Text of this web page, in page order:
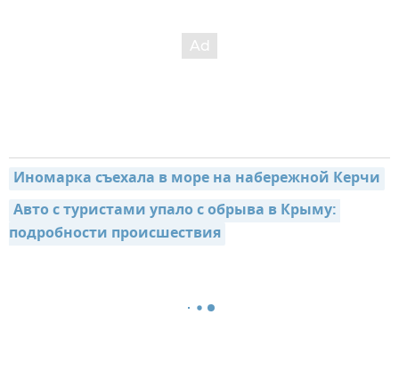
Иномарка съехала в море на набережной Керчи
Авто с туристами упало с обрыва в Крыму:
подробности происшествия